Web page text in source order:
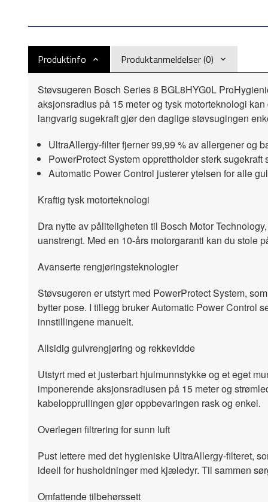
Produktinfo Produktanmeldelser (0)
Støvsugeren Bosch Series 8 BGL8HYG0L
aksjonsradius på 15 meter og tysk motorteknologi
langvarig sugekraft gjør den daglige støvsugingen
UltraAllergy-filter fjerner 99,99 % av allergener og
PowerProtect System opprettholder sterk sugekraft
Automatic Power Control justerer ytelsen for alle
Kraftig tysk motorteknologi
Dra nytte av påliteligheten til Bosch Motor
uanstrengt. Med en 10-års motorgaranti kan du stole
Avanserte rengjøringsteknologier
Støvsugeren er utstyrt med PowerProtect System,
bytter pose. I tillegg bruker Automatic Power Control
innstillingene manuelt.
Allsidig gulvrengjøring og rekkevidde
Utstyrt med et justerbart hjulmunnstykke og et eget
imponerende aksjonsradiusen på 15 meter og
kabelopprullingen gjør oppbevaringen rask og enkel.
Overlegen filtrering for sunn luft
Pust lettere med det hygieniske UltraAllergy-filteret,
ideell for husholdninger med kjæledyr. Til sammen
Omfattende tilbehørssett